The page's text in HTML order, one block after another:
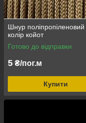
Шнур
колір койот
Готово до відправки
5 ₴/пог.м
Купити